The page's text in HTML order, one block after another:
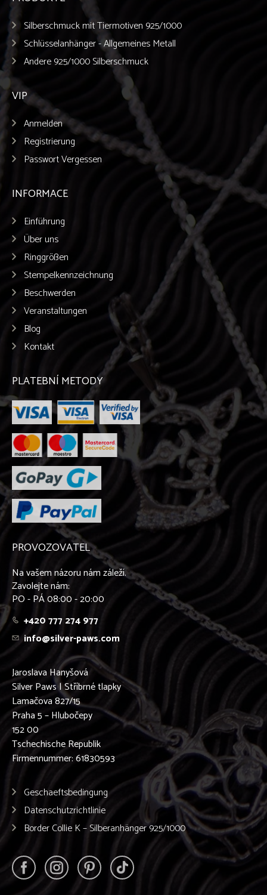
Silberschmuck mit Tiermotiven 925/1000
Schlüsselanhänger - Allgemeines Metall
Andere 925/1000 Silberschmuck
VIP
Anmelden
Registrierung
Passwort Vergessen
INFORMACE
Einführung
Über uns
Ringgrößen
Stempelkennzeichnung
Beschwerden
Veranstaltungen
Blog
Kontakt
PLATEBNÍ METODY
PROVOZOVATEL
Na vašem názoru nám záleží.
Zavolejte nám:
PO - PÁ 08:00 - 20:00
+420 777 274 977
info@silver-paws.com
Jaroslava Hanyšová
Silver Paws | Stříbrné tlapky
Lamačova 827/15
Praha 5 – Hlubočepy
152 00
Tschechische Republik
Firmennummer: 61830593
Geschaeftsbedingung
Datenschutzrichtlinie
Border Collie K – Silberanhänger 925/1000